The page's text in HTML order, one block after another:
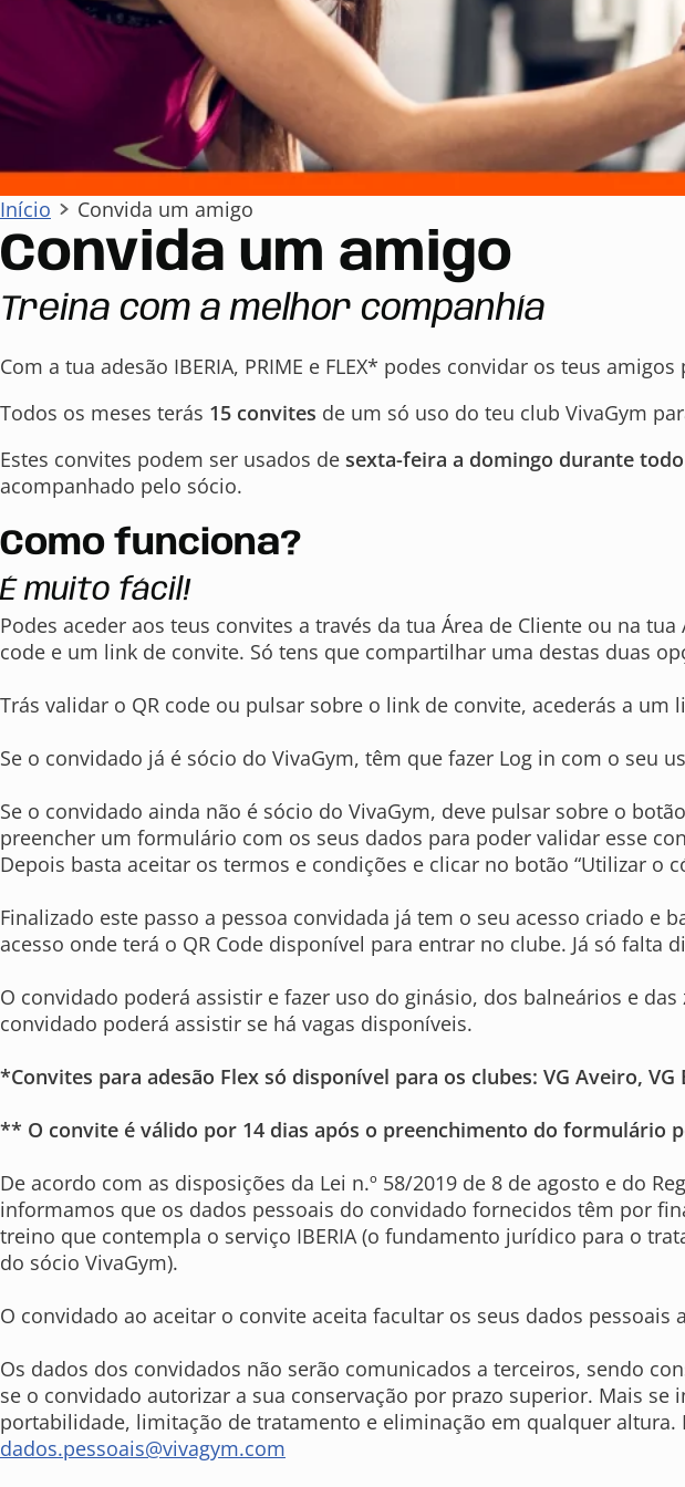
Início Convida um amigo
Convida um amigo
Treina com a melhor companhía
Com a tua adesão IBERIA, PRIME e FLEX* podes convidar os teus
Todos os meses terás 15 convites de um só uso do teu club VivaGym
Estes convites podem ser usados de sexta-feira a domingo durante
acompanhado pelo sócio.
Como funciona?
É muito fácil!
Podes aceder aos teus convites a través da tua Área de Cliente ou na
code e um link de convite. Só tens que compartilhar uma destas duas
Trás validar o QR code ou pulsar sobre o link de convite, acederás a um
Se o convidado já é sócio do VivaGym, têm que fazer Log in com o seu
Se o convidado ainda não é sócio do VivaGym, deve pulsar sobre o
preencher um formulário com os seus dados para poder validar esse
Depois basta aceitar os termos e condições e clicar no botão “Utilizar o
Finalizado este passo a pessoa convidada já tem o seu acesso criado e
acesso onde terá o QR Code disponível para entrar no clube. Já só falta
O convidado poderá assistir e fazer uso do ginásio, dos balneários e
convidado poderá assistir se há vagas disponíveis.
*Convites para adesão Flex só disponível para os clubes: VG Aveiro, VG
** O convite é válido por 14 dias após o preenchimento do formulário
De acordo com as disposições da Lei n.º 58/2019 de 8 de agosto e do
informamos que os dados pessoais do convidado fornecidos têm por
treino que contempla o serviço IBERIA (o fundamento jurídico para o
do sócio VivaGym).
O convidado ao aceitar o convite aceita facultar os seus dados pessoais
Os dados dos convidados não serão comunicados a terceiros, sendo
se o convidado autorizar a sua conservação por prazo superior. Mais
portabilidade, limitação de tratamento e eliminação em qualquer
dados.pessoais@vivagym.com